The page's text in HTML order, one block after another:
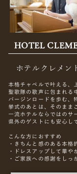
HOTEL
ホテルクレメン
本格チャペルで叶える、
聖歌隊の歌声に包まれる
バージンロードを歩む、
挙式のあとは、そのまま
一流ホテルならではのサ
県外のゲストにも安心し
こんな方におすすめ
・きちんと感のある本格
・ドレスアップして華や
・ご家族への感謝をしっ